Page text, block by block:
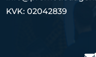
KVK: 02042839